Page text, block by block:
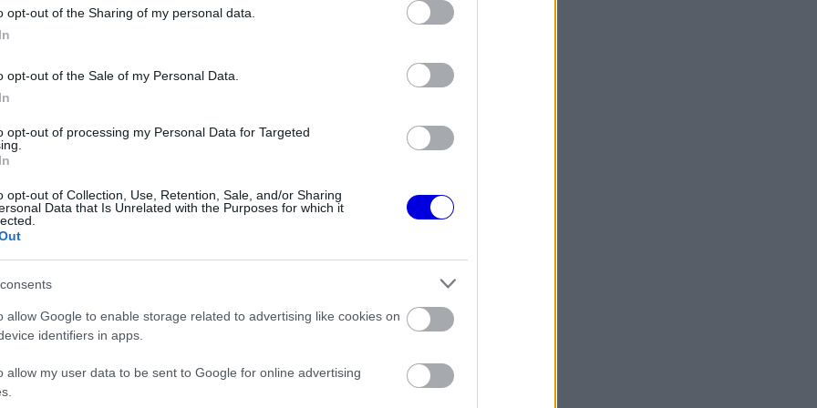
opt-out of the Sharing of my personal data.
opt-out of the Sale of my Personal Data.
opt-out of processing my Personal Data for Targeted
opt-out of Collection, Use, Retention, Sale, and/or Sharing
Data that Is Unrelated with the Purposes for which it
allow Google to enable storage related to advertising like cookies on
identifiers in apps.
allow my user data to be sent to Google for online advertising
amelyet „crashgate"-ként emlegetnek, jogi lépések formájában ezen a héten
elé.
viszonya volt egy korábbi Sky-os F1-szakértővel
Ted Kravitz új könyvében arról ír, hogy Pat Symonds érkezésekor „kínos” viszony
2008-as „crashgate” ügye súlyosbított.
Massa pere a 2008-as világbajnoki cím miatt
hogy jogi úton szerezze meg az igazát a Crashgate-botrány miatt elvesztett